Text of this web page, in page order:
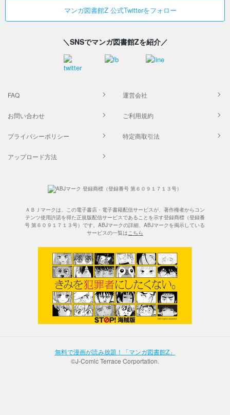
マンガ図書館Z 公式Twitterをフォロー
＼SNSでマンガ図書館Zを紹介／
FAQ 運営会社
お問い合わせ ご利用規約
プライバシーポリシー 特定商取引法
アップロード方法
ＡＢＪマークは、この電子書店・電子書籍配信サービスが、著作権者からコン
テンツ使用許諾を得た正規版配信サービスであることを示す登録商標（登録番
号 第６０９１７１３号）です。ABJマークの詳細、ABJマークを掲示している
サービスの一覧はこちら
無料で漫画が読み放題！「マンガ図書館Z」
©J-Comic Terrace Corportation.